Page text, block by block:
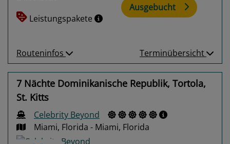
Leistungspakete
Ausgebucht
Routeninfos Terminübersicht
7 Nächte Dominikanische Republik, Tortola,
St. Kitts
Celebrity Beyond
Miami, Florida - Miami, Florida